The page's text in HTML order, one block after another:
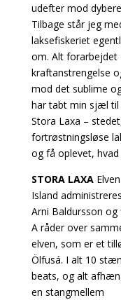
udeftermod
Tilbage står jeg
laksefiskeriet
om. Alt forarbejdet
kraftanstrengelse
mod det sublime
har tabt min sjæl til
Stora Laxa –
fortrøstningsløse
og få oplevet,
STORA LAXA
Island
Arni Baldursson
A råder over
elven, som er et
Ölfusá. I alt 10
beats, og alt
en stangmellem